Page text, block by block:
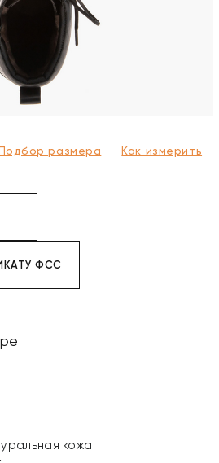
размера Как измерить
ФСС
кожа